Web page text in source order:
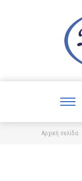
Αρχική σελίδα